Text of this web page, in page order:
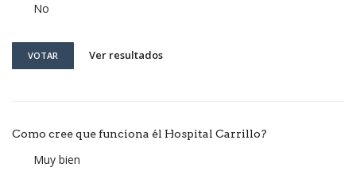
No
VOTAR Ver resultados
Como cree que funciona él Hospital Carrillo?
Muy bien